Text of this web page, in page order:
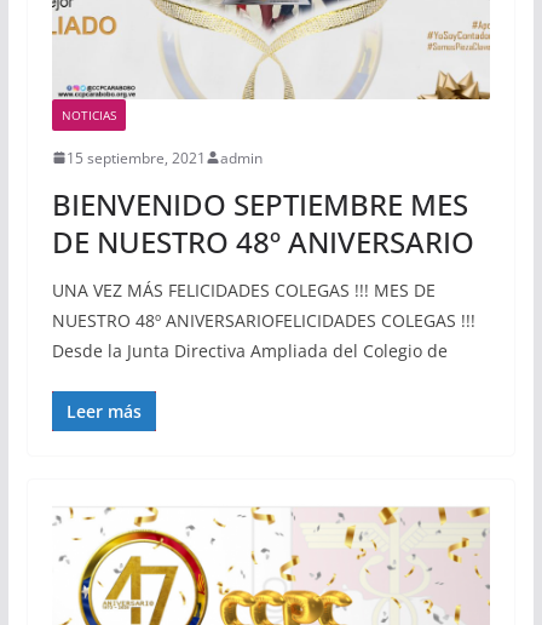
NOTICIAS
15 septiembre, 2021 admin
BIENVENIDO SEPTIEMBRE MES
DE NUESTRO 48º ANIVERSARIO
UNA VEZ MÁS FELICIDADES COLEGAS !!! MES DE
NUESTRO 48º ANIVERSARIOFELICIDADES COLEGAS !!!
Desde la Junta Directiva Ampliada del Colegio de
Leer más